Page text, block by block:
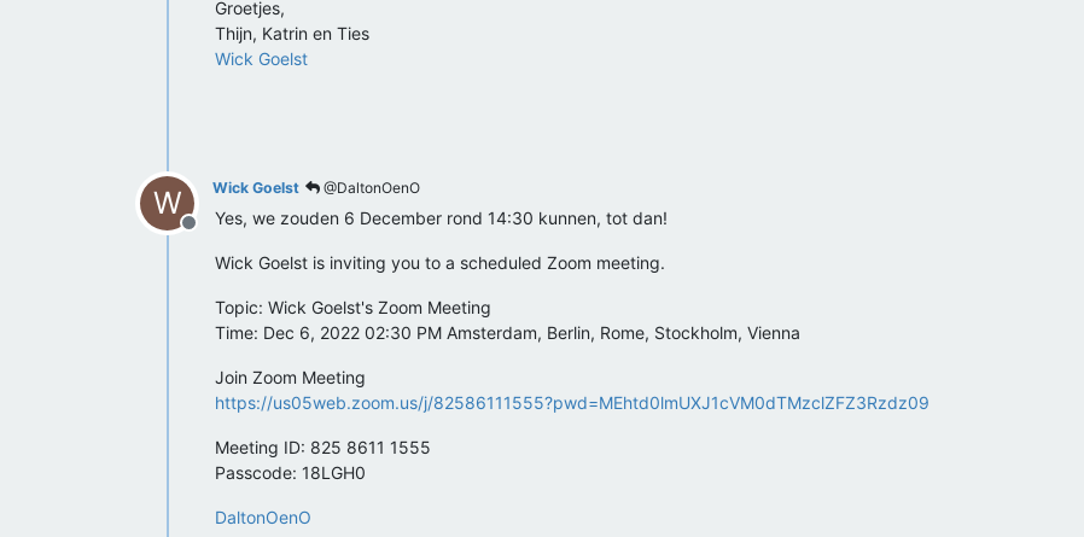
Groetjes,
Thijn, Katrin en Ties
Wick Goelst
W
Offline
Wick Goelst @DaltonOenO
Yes, we zouden 6 December rond 14:30 kunnen, tot dan!
Wick Goelst is inviting you to a scheduled Zoom meeting.
Topic: Wick Goelst's Zoom Meeting
Time: Dec 6, 2022 02:30 PM Amsterdam, Berlin, Rome, Stockholm, Vienna
Join Zoom Meeting
https://us05web.zoom.us/j/82586111555?pwd=MEhtd0lmUXJ1cVM0dTMzclZFZ3Rzdz09
Meeting ID: 825 8611 1555
Passcode: 18LGH0
DaltonOenO